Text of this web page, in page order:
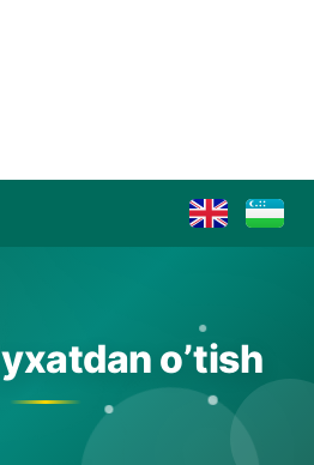
o’tish